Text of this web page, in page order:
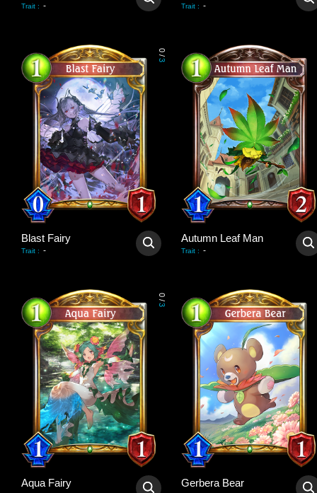
Trait : - Trait : -
0
/
3
Blast Fairy
Trait : -
Autumn Leaf Man
Trait : -
0
/
3
Aqua Fairy Gerbera Bear